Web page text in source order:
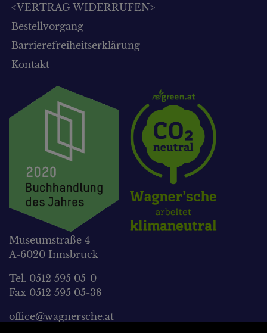
<VERTRAG WIDERRUFEN>
Bestellvorgang
Barrierefreiheitserklärung
Kontakt
Museumstraße 4
A-6020 Innsbruck
Tel. 0512 595 05-0
Fax 0512 595 05-38
office@wagnersche.at